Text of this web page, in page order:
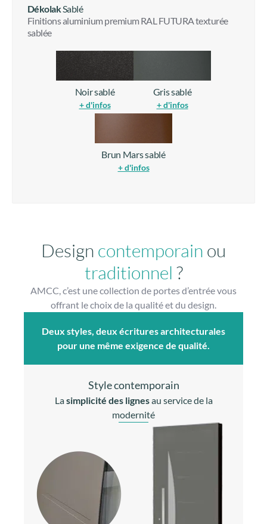
DékolakSablé
Finitions aluminium premium RAL FUTURA texturée
sablée
Noir sablé
+ d'infos
Gris sablé
+ d'infos
Brun Mars sablé
+ d'infos
Design contemporain ou
traditionnel ?
AMCC, c’est une collection de portes d’entrée vous
offrant le choix de la qualité et du design.
Deux styles, deux écritures architecturales
pour une même exigence de qualité.
Style contemporain
Lasimplicité des lignesau service de la
modernité